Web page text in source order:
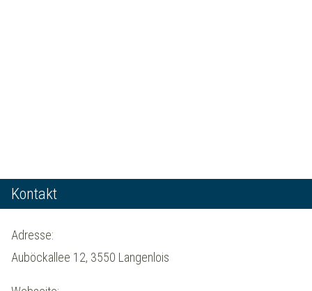
Kontakt
Adresse:
Auböckallee 12, 3550 Langenlois